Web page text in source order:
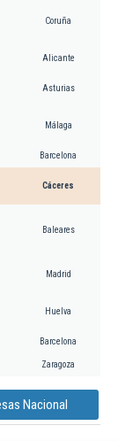
Coruña
Alicante
Asturias
Málaga
Barcelona
Cáceres
Baleares
Madrid
Huelva
Barcelona
Zaragoza
Nacional